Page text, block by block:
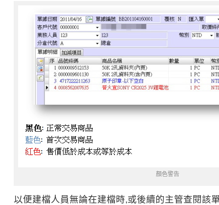
顏色警告
以便建檔人員無論在建檔時,或後續的主管查閱該